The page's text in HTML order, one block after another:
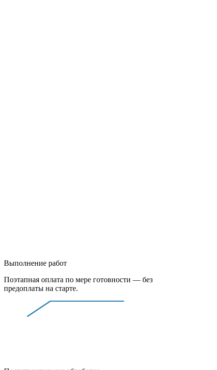
Выполнение работ
Поэтапная оплата по мере готовности — без
предоплаты на старте.